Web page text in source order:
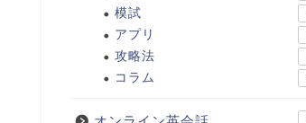
模試
アプリ
攻略法
コラム